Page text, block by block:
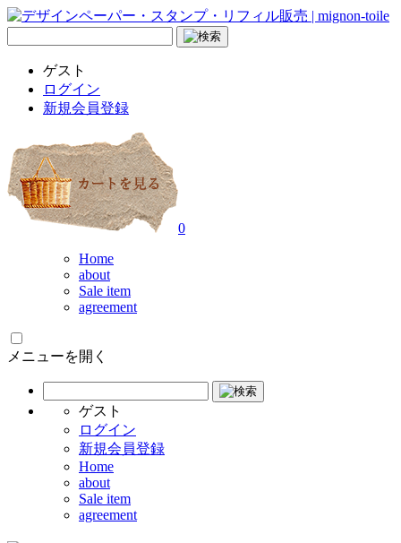
ゲスト
ログイン
新規会員登録
0
Home
about
Sale item
agreement
メニューを開く
ゲスト
ログイン
新規会員登録
Home
about
Sale item
agreement